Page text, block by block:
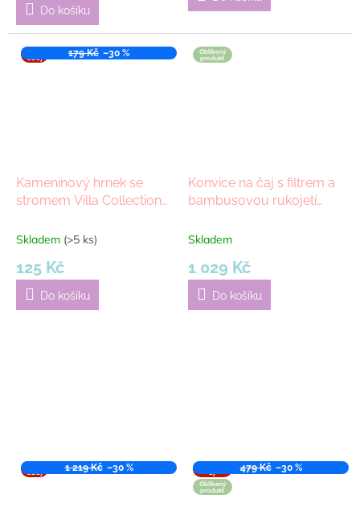
Do košíku
5,0
5
hvězdiček.
ODEJ
179 Kč –30 %
Kameninový hrnek se
stromem Villa Collection
Skladem (>5 ks)
125 Kč
Do košíku
Oblíbený
produkt
Konvice na čaj s filtrem a
bambusovou rukojetí
Průhledný
Skladem
1 029 Kč
Do košíku
ODEJ
1 219 Kč –30 %
Oblíbený
produkt
479 Kč –30 %